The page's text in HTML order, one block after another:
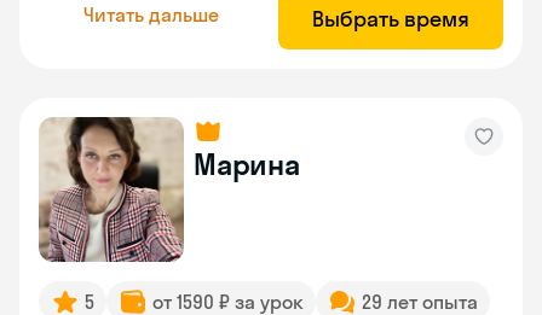
Читать дальше Выбрать время
Марина
5 от 1590 ₽ за урок
29 лет опыта